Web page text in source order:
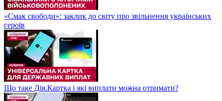
«Смак свободи»: заклик до світу про звільнення українських
героїв
Що таке Дія.Картка і які виплати можна отримати?